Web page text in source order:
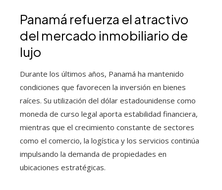
Panamá refuerza el atractivo
del mercado inmobiliario de
lujo
Durante los últimos años, Panamá ha mantenido
condiciones que favorecen la inversión en bienes
raíces. Su utilización del dólar estadounidense como
moneda de curso legal aporta estabilidad financiera,
mientras que el crecimiento constante de sectores
como el comercio, la logística y los servicios continúa
impulsando la demanda de propiedades en
ubicaciones estratégicas.